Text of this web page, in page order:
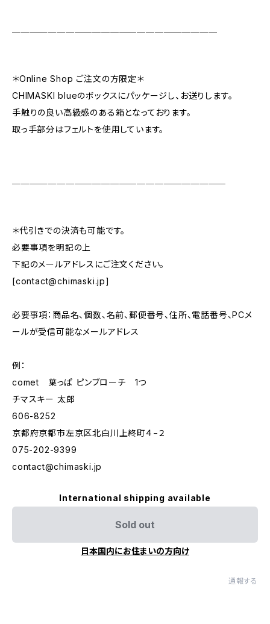
＊Online Shop ご注文の方限定＊
CHIMASKI blueのボックスにパッケージし、お送りします。
手触りの良い高級感のある箱となっております。
取っ手部分はフェルトを使用しています。
＊代引きでの決済も可能です。
必要事項を明記の上
下記のメールアドレスにご注文ください。
[contact@chimaski.jp]
必要事項：商品名、個数、名前、郵便番号、住所、電話番号、PCメ
ールが受信可能なメールアドレス
例：
comet 葉っぱ ピンブローチ 1つ
チマスキー 太郎
606-8252
京都府京都市左京区北白川上終町４−２
075-202-9399
contact@chimaski.jp
International shipping available
Sold out
日本国内にお住まいの方向け
通報する